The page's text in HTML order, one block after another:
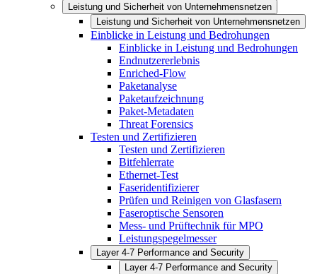
Leistung und Sicherheit von Unternehmensnetzen
Leistung und Sicherheit von Unternehmensnetzen
Einblicke in Leistung und Bedrohungen
Einblicke in Leistung und Bedrohungen
Endnutzererlebnis
Enriched-Flow
Paketanalyse
Paketaufzeichnung
Paket-Metadaten
Threat Forensics
Testen und Zertifizieren
Testen und Zertifizieren
Bitfehlerrate
Ethernet-Test
Faseridentifizierer
Prüfen und Reinigen von Glasfasern
Faseroptische Sensoren
Mess- und Prüftechnik für MPO
Leistungspegelmesser
Layer 4-7 Performance and Security
Layer 4-7 Performance and Security